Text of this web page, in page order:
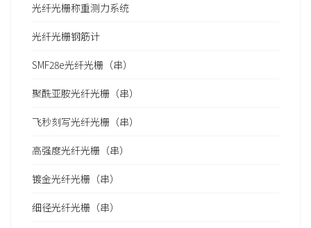
光纤光栅称重测力系统
光纤光栅钢筋计
SMF28e光纤光栅（串）
聚酰亚胺光纤光栅（串）
飞秒刻写光纤光栅（串）
高强度光纤光栅（串）
镀金光纤光栅（串）
细径光纤光栅（串）